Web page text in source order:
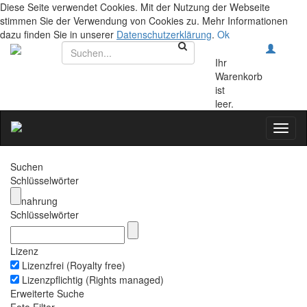
Diese Seite verwendet Cookies. Mit der Nutzung der Webseite
stimmen Sie der Verwendung von Cookies zu. Mehr Informationen
dazu finden Sie in unserer Datenschutzerklärung. Ok
Ihr
Warenkorb
ist
leer.
Suchen
Schlüsselwörter
nahrung
Schlüsselwörter
Lizenz
Lizenzfrei (Royalty free)
Lizenzpflichtig (Rights managed)
Erweiterte Suche